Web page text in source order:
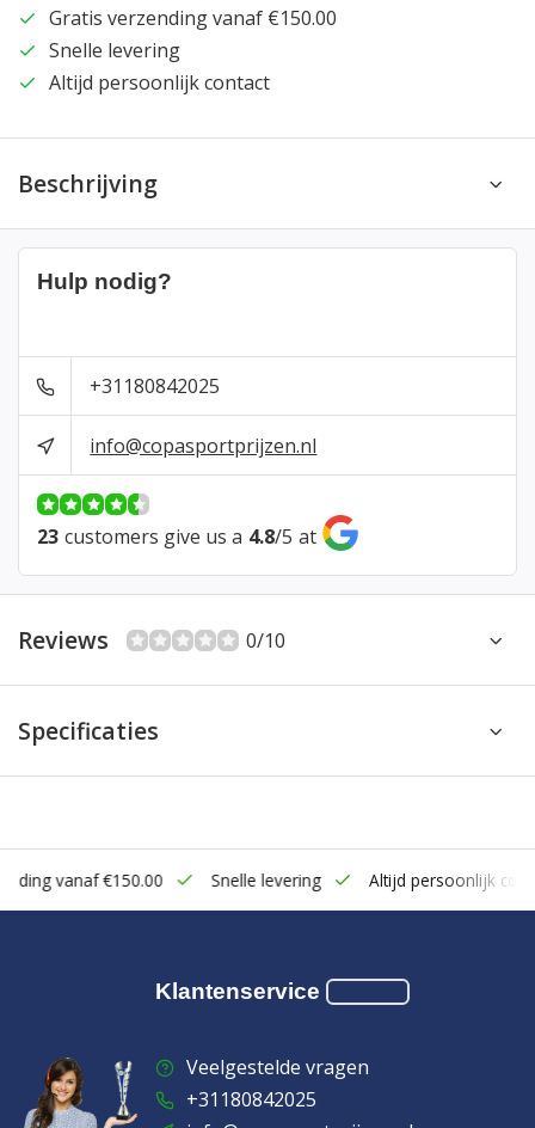
Gratis verzending vanaf €150.00
Snelle levering
Altijd persoonlijk contact
Beschrijving
Hulp nodig?
+31180842025
info@copasportprijzen.nl
23 customers give us a 4.8/5 at
Reviews 0/10
Specificaties
vanaf €150.00 Snelle levering Altijd persoonlijk
Klantenservice
Veelgestelde vragen
+31180842025